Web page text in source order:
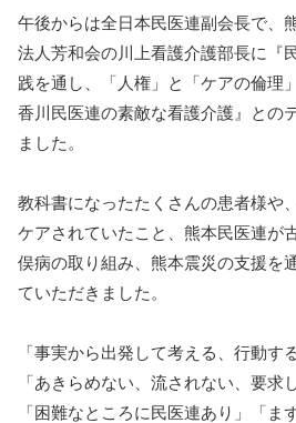
午後からは全日本民医連副会長で
法人芳和会の川上看護介護部長に『
践を通し、「人権」と「ケアの倫理
香川民医連の素敵な看護介護』との
ました。
教科書になったたくさんの患者様や
ケアされていたこと、熊本民医連が
俣病の取り組み、熊本震災の支援を
ていただきました。
「事実から出発して考える、行動する
「あきらめない、流されない、要求
「困難なところに民医連あり」「ま